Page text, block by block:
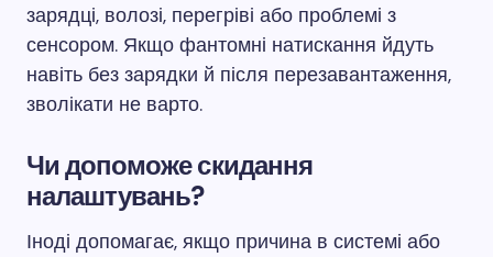
зарядці, волозі, перегріві або проблемі з
сенсором. Якщо фантомні натискання йдуть
навіть без зарядки й після перезавантаження,
зволікати не варто.
Чи допоможе скидання
налаштувань?
Іноді допомагає, якщо причина в системі або